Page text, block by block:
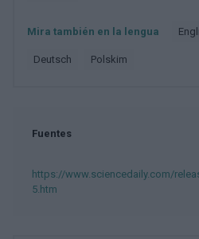
Mira también en la lengua
deutsch polskim
Fuentes
https://www.sciencedaily.com/
5.htm